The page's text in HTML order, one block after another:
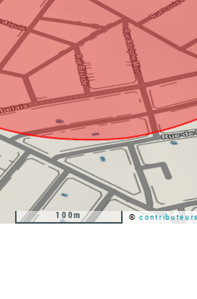
100m ©